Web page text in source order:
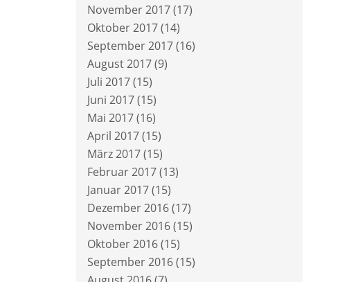
November 2017(17)
Oktober 2017(14)
September 2017(16)
August 2017(9)
Juli 2017(15)
Juni 2017(15)
Mai 2017(16)
April 2017(15)
März 2017(15)
Februar 2017(13)
Januar 2017(15)
Dezember 2016(17)
November 2016(15)
Oktober 2016(15)
September 2016(15)